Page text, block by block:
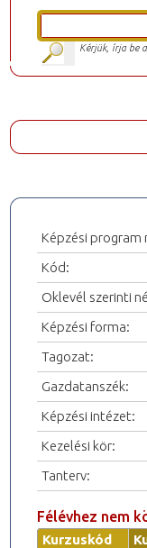
Kérjük, írja be
Képzési program
Kód:
Oklevél szerinti
Képzési forma:
Tagozat:
Gazdatanszék:
Képzési intézet:
Kezelési kör:
Tanterv:
Félévhez nem
Kurzuskód